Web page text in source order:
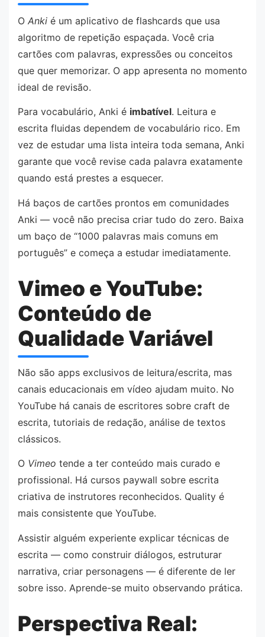
O Anki é um aplicativo de flashcards que usa
algoritmo de repetição espaçada. Você cria
cartões com palavras, expressões ou conceitos
que quer memorizar. O app apresenta no momento
ideal de revisão.
Para vocabulário, Anki é imbatível. Leitura e
escrita fluidas dependem de vocabulário rico. Em
vez de estudar uma lista inteira toda semana, Anki
garante que você revise cada palavra exatamente
quando está prestes a esquecer.
Há baços de cartões prontos em comunidades
Anki — você não precisa criar tudo do zero. Baixa
um baço de “1000 palavras mais comuns em
português” e começa a estudar imediatamente.
Vimeo e YouTube:
Conteúdo de
Qualidade Variável
Não são apps exclusivos de leitura/escrita, mas
canais educacionais em vídeo ajudam muito. No
YouTube há canais de escritores sobre craft de
escrita, tutoriais de redação, análise de textos
clássicos.
O Vimeo tende a ter conteúdo mais curado e
profissional. Há cursos paywall sobre escrita
criativa de instrutores reconhecidos. Quality é
mais consistente que YouTube.
Assistir alguém experiente explicar técnicas de
escrita — como construir diálogos, estruturar
narrativa, criar personagens — é diferente de ler
sobre isso. Aprende-se muito observando prática.
Perspectiva Real: